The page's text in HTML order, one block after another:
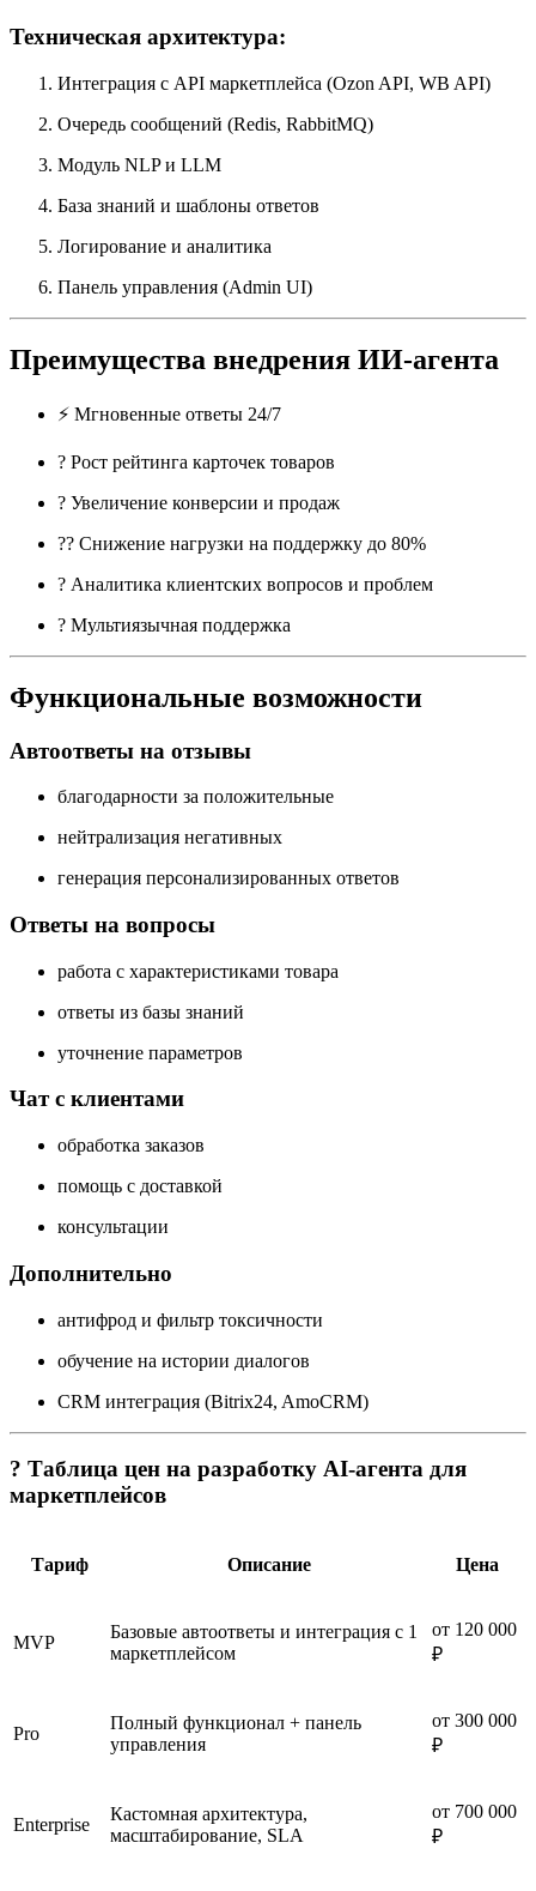
Техническая архитектура:
Интеграция с API маркетплейса (Ozon API, WB API)
Очередь сообщений (Redis, RabbitMQ)
Модуль NLP и LLM
База знаний и шаблоны ответов
Логирование и аналитика
Панель управления (Admin UI)
Преимущества внедрения ИИ-агента
⚡ Мгновенные ответы 24/7
? Рост рейтинга карточек товаров
? Увеличение конверсии и продаж
?‍? Снижение нагрузки на поддержку до 80%
? Аналитика клиентских вопросов и проблем
? Мультиязычная поддержка
Функциональные возможности
Автоответы на отзывы
благодарности за положительные
нейтрализация негативных
генерация персонализированных ответов
Ответы на вопросы
работа с характеристиками товара
ответы из базы знаний
уточнение параметров
Чат с клиентами
обработка заказов
помощь с доставкой
консультации
Дополнительно
антифрод и фильтр токсичности
обучение на истории диалогов
CRM интеграция (Bitrix24, AmoCRM)
? Таблица цен на разработку AI-агента для
маркетплейсов
Тариф Описание Цена
MVP
Базовые автоответы и интеграция с 1
маркетплейсом
от 120 000
₽
Pro
Полный функционал + панель
управления
от 300 000
₽
Enterprise
Кастомная архитектура,
масштабирование, SLA
от 700 000
₽